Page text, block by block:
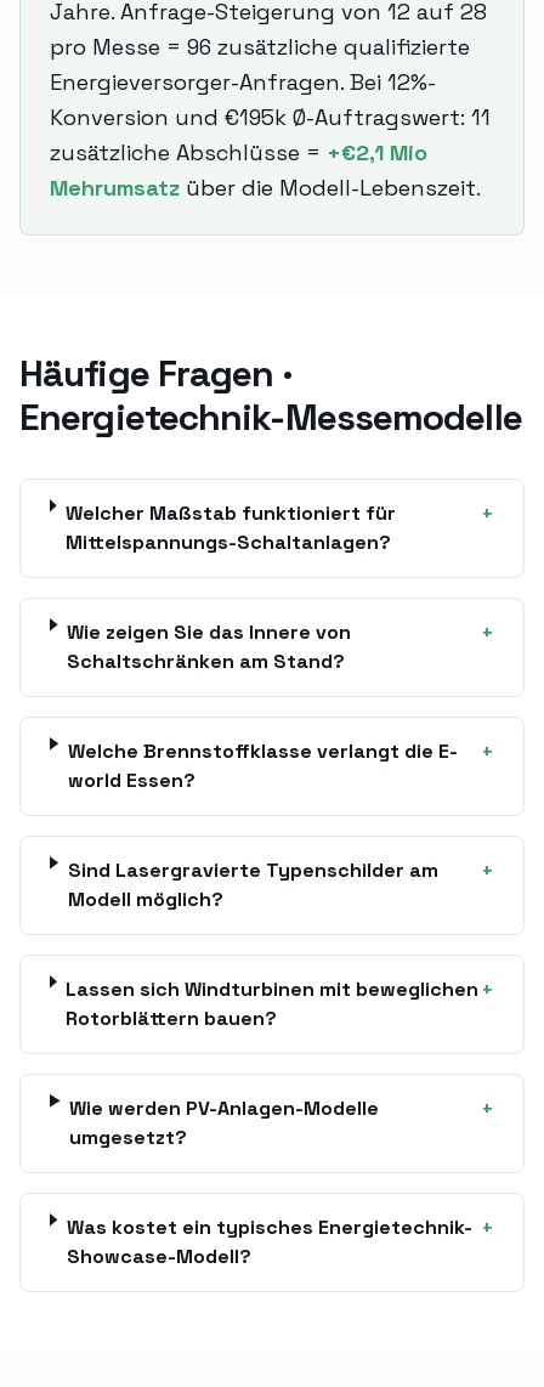
Jahre. Anfrage-Steigerung von 12 auf 28
pro Messe = 96 zusätzliche qualifizierte
Energieversorger-Anfragen. Bei 12%-
Konversion und €195k Ø-Auftragswert: 11
zusätzliche Abschlüsse = +€2,1 Mio
Mehrumsatz über die Modell-Lebenszeit.
Häufige Fragen ·
Energietechnik-Messemodelle
Welcher Maßstab funktioniert für
Mittelspannungs-Schaltanlagen?
+
Wie zeigen Sie das Innere von
Schaltschränken am Stand?
+
Welche Brennstoffklasse verlangt die E-
world Essen?
+
Sind Lasergravierte Typenschilder am
Modell möglich?
+
Lassen sich Windturbinen mit beweglichen
Rotorblättern bauen?
+
Wie werden PV-Anlagen-Modelle
umgesetzt?
+
Was kostet ein typisches Energietechnik-
Showcase-Modell?
+